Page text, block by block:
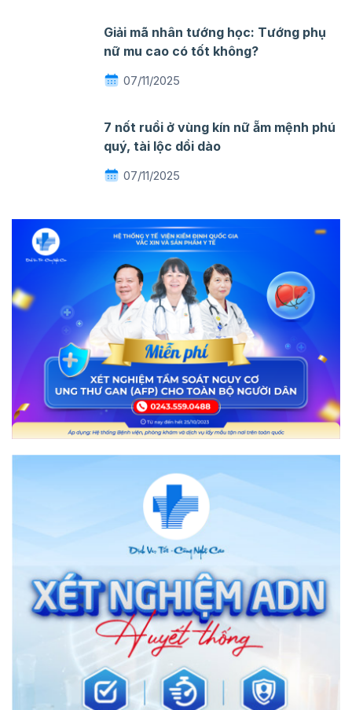
Giải mã nhân tướng học: Tướng phụ
nữ mu cao có tốt không?
07/11/2025
7 nốt ruồi ở vùng kín nữ ẵm mệnh phú
quý, tài lộc dồi dào
07/11/2025